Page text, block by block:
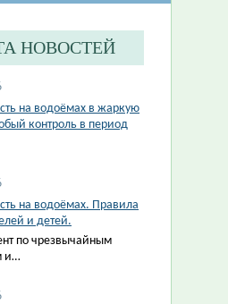
НОВОСТЕЙ
на водоёмах в жаркую
контроль в период
на водоёмах. Правила
и детей.
по чрезвычайным
и…